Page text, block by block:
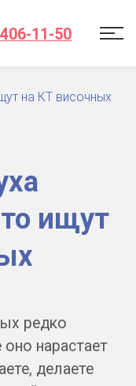
на КТ височных